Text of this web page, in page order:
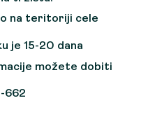
na teritoriji cele
je 15-20 dana
možete dobiti
662